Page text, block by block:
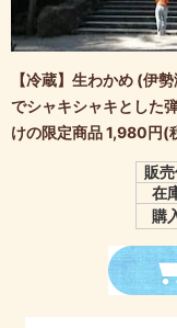
【冷蔵】生わかめ (伊
でシャキシャキとした
けの限定商品 1,980円(
販
在
購